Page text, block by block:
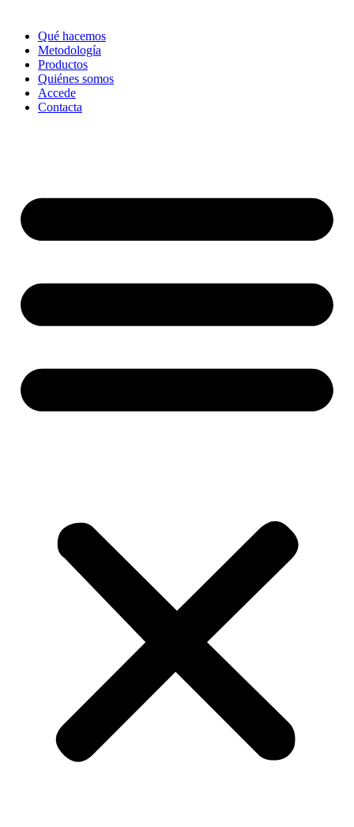
Qué hacemos
Metodología
Productos
Quiénes somos
Accede
Contacta